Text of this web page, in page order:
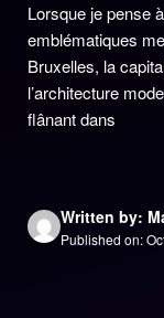
Lorsque je pense
emblématiques
Bruxelles, la
l’architecture
flânant dans
Written by:
Published on: